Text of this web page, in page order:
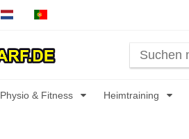
Physio & Fitness Heimtraining